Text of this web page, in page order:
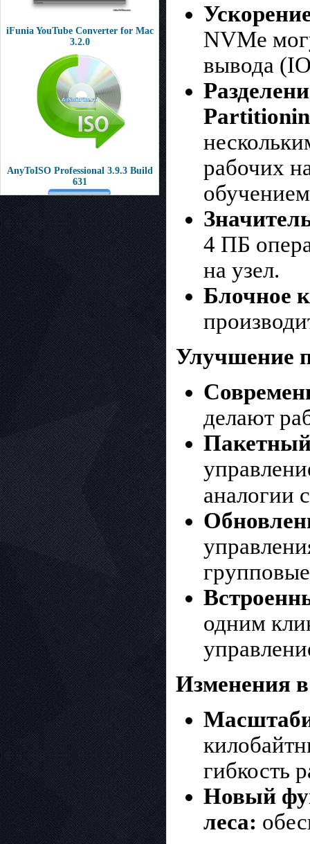
iFunia YouTube Converter for Mac
3.2.0
AnyToISO Professional 3.9.3 Build
631
NVMe
вывода
рабочих
4 ПБ
на узел.
Блочное
Улучшение
делают
аналогии
одним
Изменения
гибкость
Новый
леса: